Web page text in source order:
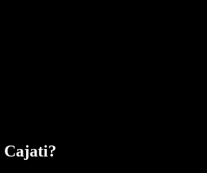
Cajati?